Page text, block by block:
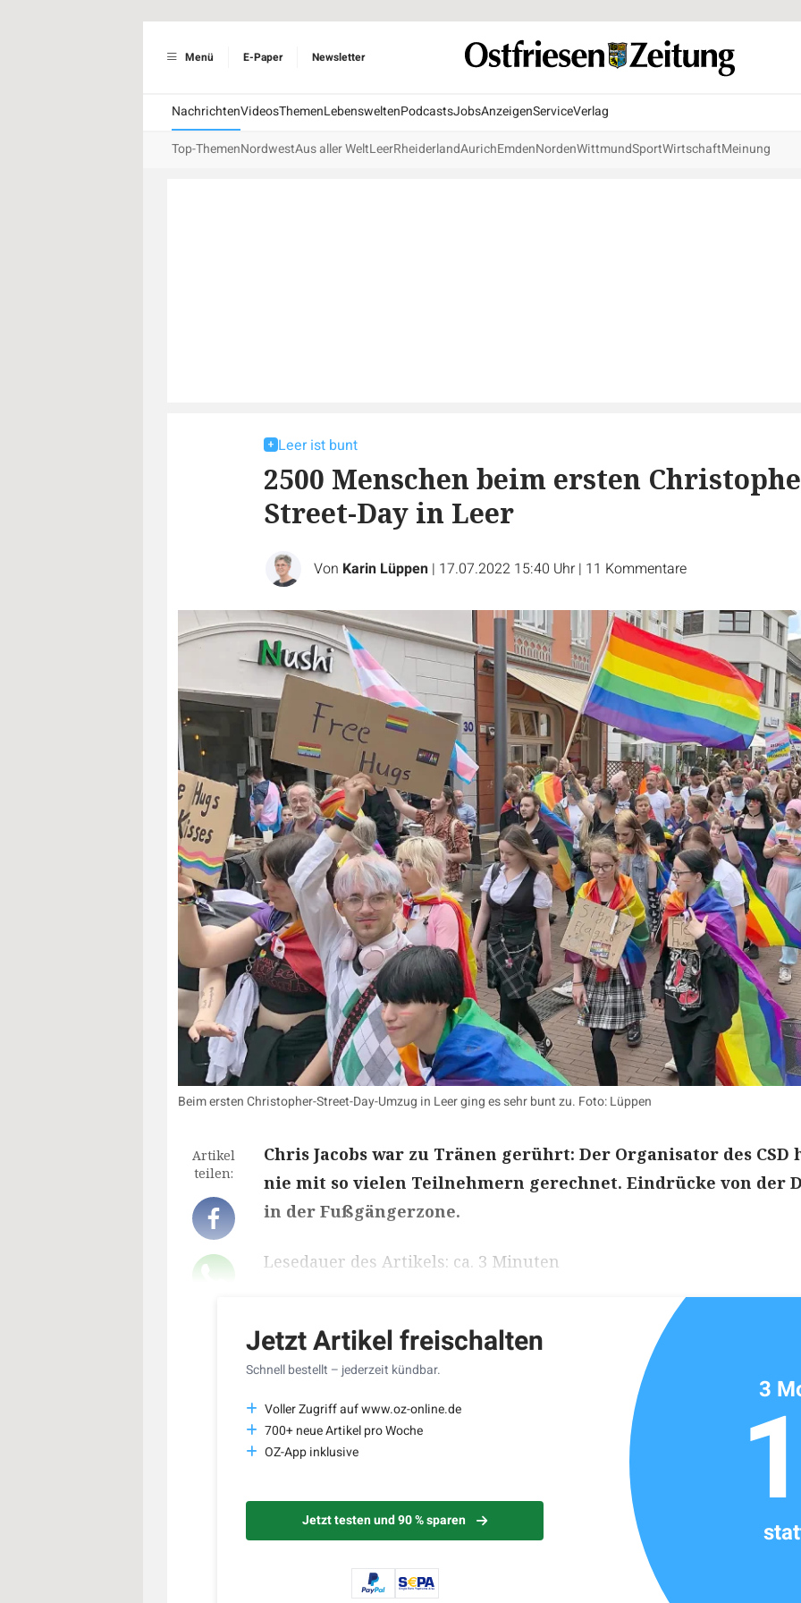
Menü E-Paper Newsletter
NachrichtenVideosThemenLebensweltenPodcastsJobsAnzeigenServiceVerlag
Top-ThemenNordwestAus aller WeltLeerRheiderlandAurichEmdenNordenWittmundSportWirtschaftMeinung
Leer ist bunt
2500 Menschen beim ersten
Street-Day in Leer
Von Karin Lüppen | 17.07.2022 15:40 Uhr | 11 Kommentare
Beim ersten Christopher-Street-Day-Umzug in Leer ging es sehr bunt zu. Foto: Lüppen
Artikel
teilen:
Chris Jacobs war zu Tränen gerührt: Der Organisator des CSD
nie mit so vielen Teilnehmern gerechnet. Eindrücke von der
in der Fußgängerzone.
Lesedauer des Artikels: ca. 3 Minuten
Jetzt Artikel freischalten
Schnell bestellt – jederzeit kündbar.
Voller Zugriff auf www.oz-online.de
700+ neue Artikel pro Woche
OZ-App inklusive
Jetzt testen und 90 % sparen
3